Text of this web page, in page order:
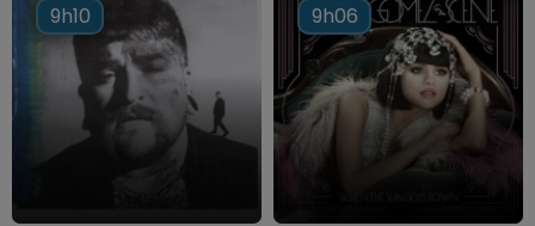
9h10
9h10 9h06
9h06